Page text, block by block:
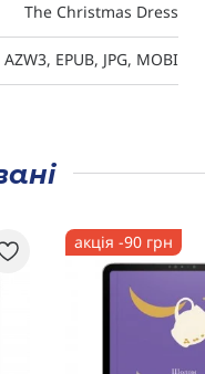
The Christmas Dress
AZW3, EPUB, JPG, MOBI
акція -90 грн